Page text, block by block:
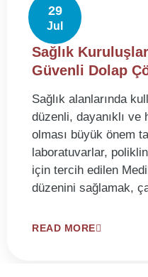
29
Jul
Sağlık
Güvenli Dolap
Sağlık alanlarında
düzenli, dayanıklı ve
olması büyük önem
laboratuvarlar,
için tercih edilen
düzenini sağlamak,
READ MORE